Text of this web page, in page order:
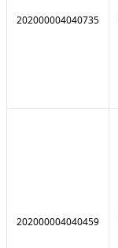
202000004040735
202000004040459